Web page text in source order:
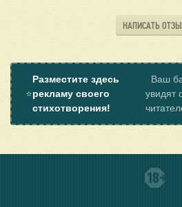
НАПИСАТЬ
⭐
Разместите здесь
рекламу своего
стихотворения!
Ваш
увидят